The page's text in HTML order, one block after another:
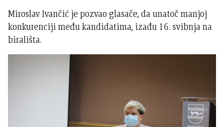
Miroslav Ivančić je pozvao glasače, da unatoč manjoj
konkurenciji među kandidatima, izađu 16. svibnja na
birališta.